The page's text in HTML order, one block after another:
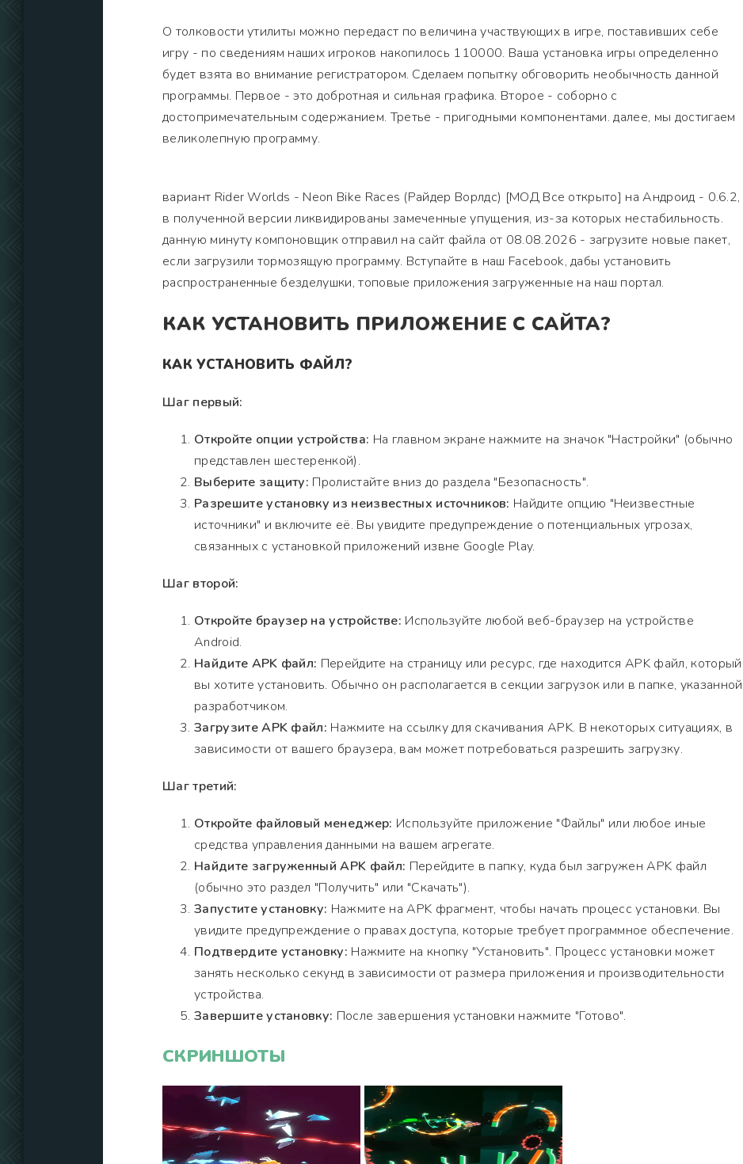
О толковости утилиты можно передаст по величина участвующих в игре, поставивших себе
игру - по сведениям наших игроков накопилось 110000. Ваша установка игры определенно
будет взята во внимание регистратором. Сделаем попытку обговорить необычность данной
программы. Первое - это добротная и сильная графика. Второе - соборно с
достопримечательным содержанием. Третье - пригодными компонентами. далее, мы достигаем
великолепную программу.
вариант Rider Worlds - Neon Bike Races (Райдер Ворлдс) [МОД Все открыто] на Андроид - 0.6.2,
в полученной версии ликвидированы замеченные упущения, из-за которых нестабильность.
данную минуту компоновщик отправил на сайт файла от 08.08.2026 - загрузите новые пакет,
если загрузили тормозящую программу. Вступайте в наш Facebook, дабы установить
распространенные безделушки, топовые приложения загруженные на наш портал.
КАК УСТАНОВИТЬ ПРИЛОЖЕНИЕ С САЙТА?
КАК УСТАНОВИТЬ ФАЙЛ?
Шаг первый:
Откройте опции устройства: На главном экране нажмите на значок "Настройки" (обычно
представлен шестеренкой).
Выберите защиту: Пролистайте вниз до раздела "Безопасность".
Разрешите установку из неизвестных источников: Найдите опцию "Неизвестные
источники" и включите её. Вы увидите предупреждение о потенциальных угрозах,
связанных с установкой приложений извне Google Play.
Шаг второй:
Откройте браузер на устройстве: Используйте любой веб-браузер на устройстве
Android.
Найдите APK файл: Перейдите на страницу или ресурс, где находится APK файл, который
вы хотите установить. Обычно он располагается в секции загрузок или в папке, указанной
разработчиком.
Загрузите APK файл: Нажмите на ссылку для скачивания APK. В некоторых ситуациях, в
зависимости от вашего браузера, вам может потребоваться разрешить загрузку.
Шаг третий:
Откройте файловый менеджер: Используйте приложение "Файлы" или любое иные
средства управления данными на вашем агрегате.
Найдите загруженный APK файл: Перейдите в папку, куда был загружен APK файл
(обычно это раздел "Получить" или "Скачать").
Запустите установку: Нажмите на APK фрагмент, чтобы начать процесс установки. Вы
увидите предупреждение о правах доступа, которые требует программное обеспечение.
Подтвердите установку: Нажмите на кнопку "Установить". Процесс установки может
занять несколько секунд в зависимости от размера приложения и производительности
устройства.
Завершите установку: После завершения установки нажмите "Готово".
СКРИНШОТЫ